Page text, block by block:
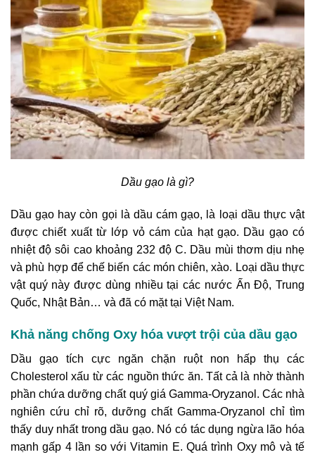
Dầu gạo là gì?
Dầu gạo hay còn gọi là dầu cám gạo, là loại dầu thực vật
được chiết xuất từ lớp vỏ cám của hạt gạo. Dầu gạo có
nhiệt độ sôi cao khoảng 232 độ C. Dầu mùi thơm dịu nhẹ
và phù hợp để chế biến các món chiên, xào. Loại dầu thực
vật quý này được dùng nhiều tại các nước Ấn Độ, Trung
Quốc, Nhật Bản… và đã có mặt tại Việt Nam.
Khả năng chống Oxy hóa vượt trội của dầu gạo
Dầu gạo tích cực ngăn chặn ruột non hấp thụ các
Cholesterol xấu từ các nguồn thức ăn. Tất cả là nhờ thành
phần chứa dưỡng chất quý giá Gamma-Oryzanol. Các nhà
nghiên cứu chỉ rõ, dưỡng chất Gamma-Oryzanol chỉ tìm
thấy duy nhất trong dầu gạo. Nó có tác dụng ngừa lão hóa
mạnh gấp 4 lần so với Vitamin E. Quá trình Oxy mô và tế